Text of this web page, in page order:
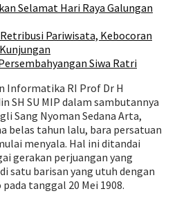
Selamat Hari Raya Galungan
Pariwisata, Kebocoran
Siwa Ratri
Informatika RI Prof Dr H
SH SU MIP dalam sambutannya
Sang Nyoman Sedana Arta,
belas tahun lalu, bara persatuan
menyala. Hal ini ditandai
gerakan perjuangan yang
satu barisan yang utuh dengan
tanggal 20 Mei 1908.